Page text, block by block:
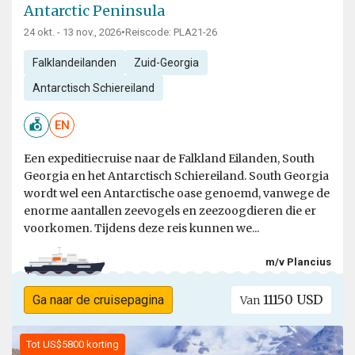
Antarctic Peninsula
24 okt. - 13 nov., 2026•Reiscode: PLA21-26
Falklandeilanden Zuid-Georgia
Antarctisch Schiereiland
EN
Een expeditiecruise naar de Falkland Eilanden, South
Georgia en het Antarctisch Schiereiland. South Georgia
wordt wel een Antarctische oase genoemd, vanwege de
enorme aantallen zeevogels en zeezoogdieren die er
voorkomen. Tijdens deze reis kunnen we...
m/v Plancius
Ga naar de cruisepagina Van 11150 USD
Tot US$5800 korting